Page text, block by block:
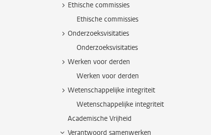
Ethische commissies
Ethische commissies
Onderzoeksvisitaties
Onderzoeksvisitaties
Werken voor derden
Werken voor derden
Wetenschappelijke integriteit
Wetenschappelijke integriteit
Academische Vrijheid
Verantwoord samenwerken